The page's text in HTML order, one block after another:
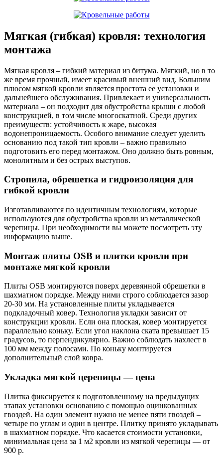
Мягкая (гибкая) кровля: технология
монтажа
Мягкая кровля – гибкий материал из битума. Мягкий, но в то
же время прочный, имеет красивый внешний вид. Большим
плюсом мягкой кровли является простота ее установки и
дальнейшего обслуживания. Привлекает и универсальность
материала – он подходит для обустройства крыши с любой
конструкцией, в том числе многоскатной. Среди других
преимуществ: устойчивость к жаре, высокая
водонепроницаемость. Особого внимание следует уделить
основанию под такой тип кровли – важно правильно
подготовить его перед монтажом. Оно должно быть ровным,
монолитным и без острых выступов.
Стропила, обрешетка и гидроизоляция для
гибкой кровли
Изготавливаются по идентичным технологиям, которые
используются для обустройства кровли из металлической
черепицы. При необходимости вы можете посмотреть эту
информацию выше.
Монтаж плиты OSB и плитки кровли при
монтаже мягкой кровли
Плиты OSB монтируются поверх деревянной обрешетки в
шахматном порядке. Между ними строго соблюдается зазор
20-30 мм. На установленные плиты укладывается
подкладочный ковер. Технология укладки зависит от
конструкции кровли. Если она плоская, ковер монтируется
параллельно коньку. Если угол наклона ската превышает 15
градусов, то перпендикулярно. Важно соблюдать нахлест в
100 мм между полосами. По коньку монтируется
дополнительный слой ковра.
Укладка мягкой церепицы — цена
Плитка фиксируется к подготовленному на предыдущих
этапах установки основанию с помощью оцинкованных
гвоздей. На один элемент нужно не менее пяти гвоздей –
четыре по углам и один в центре. Плитку принято укладывать
в шахматном порядке. Что касается стоимости установки,
минимальная цена за 1 м2 кровли из мягкой черепицы — от
900 р.